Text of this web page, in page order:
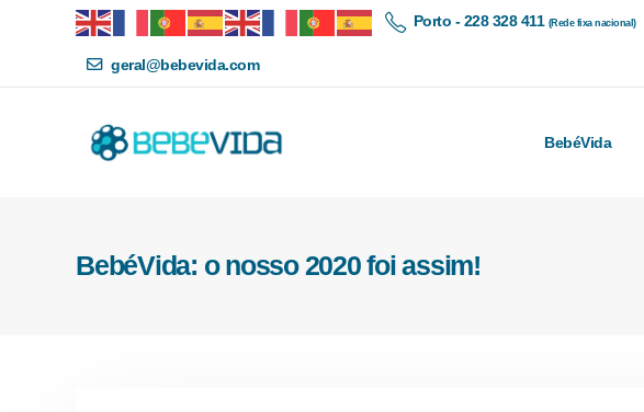
Porto - 228 328 411 (Rede fixa nacional)
geral@bebevida.com
BebéVida
BebéVida: o nosso 2020 foi assim!